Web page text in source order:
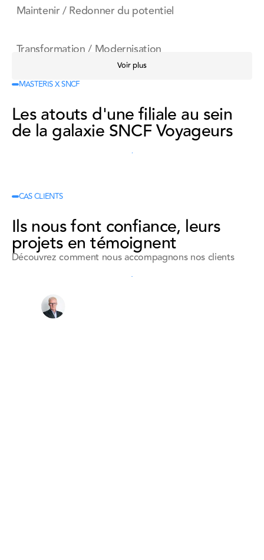
Maintenir / Redonner du potentiel
Transformation / Modernisation
Réparation
Démantèlement
Voir plus
MASTERIS X SNCF
Les atouts d'une filiale au sein
de la galaxie SNCF Voyageurs
Présentation de MASTERIS
Présentation de MASTERIS
"MASTERIS porte le savoir-faire de
SNCF Voyageurs au service de tous
les acteurs du ferroviaire. Notre
ambition : accompagner et sécuriser
la performance de leurs matériels,
partout et dans la durée."
CAS CLIENTS
Ils nous font confiance, leurs
projets en témoignent
Découvrez comment nous accompagnons nos clients
Voir toutes les références